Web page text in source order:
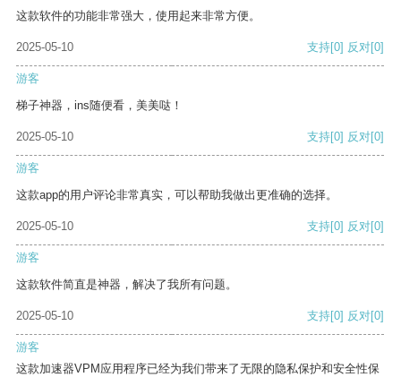
这款软件的功能非常强大，使用起来非常方便。
2025-05-10 支持[0] 反对[0]
游客
梯子神器，ins随便看，美美哒！
2025-05-10 支持[0] 反对[0]
游客
这款app的用户评论非常真实，可以帮助我做出更准确的选择。
2025-05-10 支持[0] 反对[0]
游客
这款软件简直是神器，解决了我所有问题。
2025-05-10 支持[0] 反对[0]
游客
这款加速器VPM应用程序已经为我们带来了无限的隐私保护和安全性保